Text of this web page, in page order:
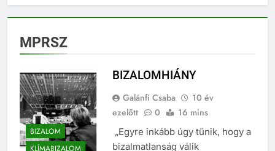
MPRSZ
BIZALOM
Galánfi Csaba
10 év
„Egyre inkább úgy tűnik, hogy a